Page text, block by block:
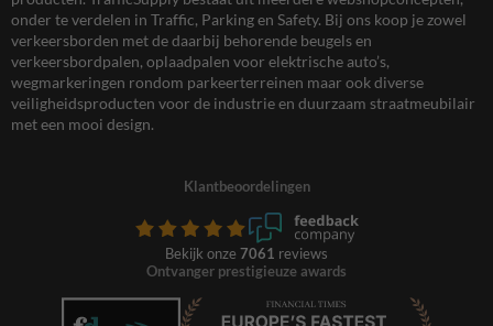
onder te verdelen in Traffic, Parking en Safety. Bij ons koop je zowel
verkeersborden met de daarbij behorende beugels en
verkeersbordpalen, oplaadpalen voor elektrische auto’s,
wegmarkeringen rondom parkeerterreinen maar ook diverse
veiligheidsproducten voor de industrie en duurzaam straatmeubilair
met een mooi design.
Klantbeoordelingen
Bekijk onze 7061 reviews
Ontvanger prestigieuze awards